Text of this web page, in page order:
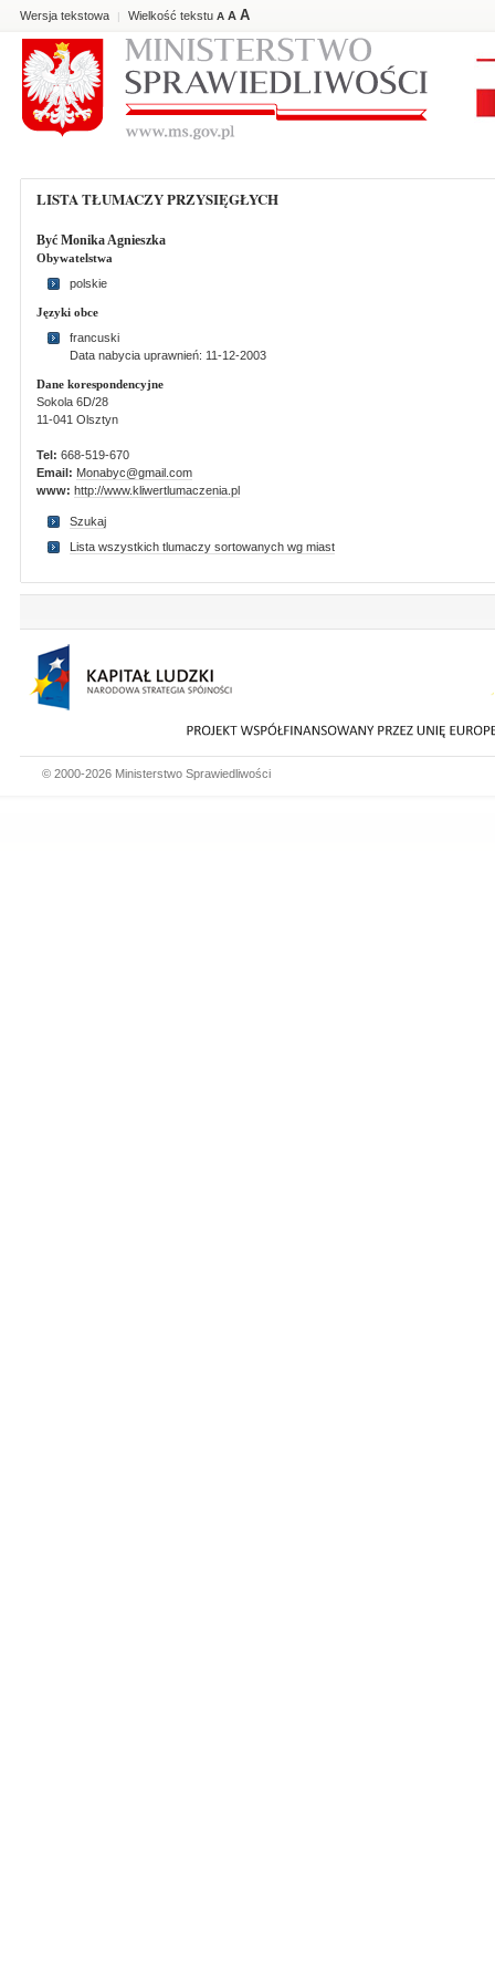
Wersja tekstowa | Wielkość tekstu A A A
LISTA TŁUMACZY PRZYSIĘGŁYCH
Być Monika Agnieszka
Obywatelstwa
polskie
Języki obce
francuski
Data nabycia uprawnień: 11-12-2003
Dane korespondencyjne
Sokola 6D/28
11-041 Olsztyn
Tel: 668-519-670
Email: Monabyc@gmail.com
www: http://www.kliwertlumaczenia.pl
Szukaj
Lista wszystkich tlumaczy sortowanych wg miast
© 2000-2026 Ministerstwo Sprawiedliwości